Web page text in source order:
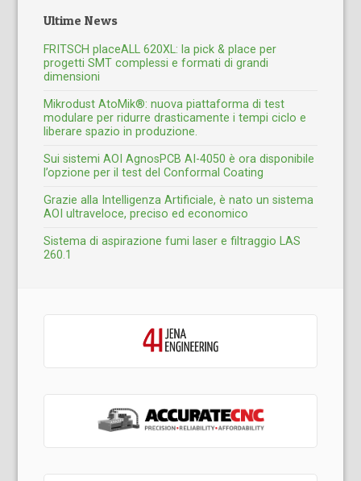
Ultime News
FRITSCH placeALL 620XL: la pick & place per
progetti SMT complessi e formati di grandi
dimensioni
Mikrodust AtoMik®: nuova piattaforma di test
modulare per ridurre drasticamente i tempi ciclo e
liberare spazio in produzione.
Sui sistemi AOI AgnosPCB AI-4050 è ora disponibile
l’opzione per il test del Conformal Coating
Grazie alla Intelligenza Artificiale, è nato un sistema
AOI ultraveloce, preciso ed economico
Sistema di aspirazione fumi laser e filtraggio LAS
260.1